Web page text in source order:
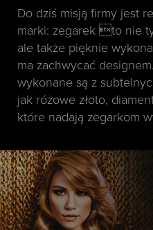
Do dziś misją firmy jest
marki: zegarek to nie
ale także pięknie
ma zachwycać
wykonane są z
jak różowe złoto,
które nadają zegarkom